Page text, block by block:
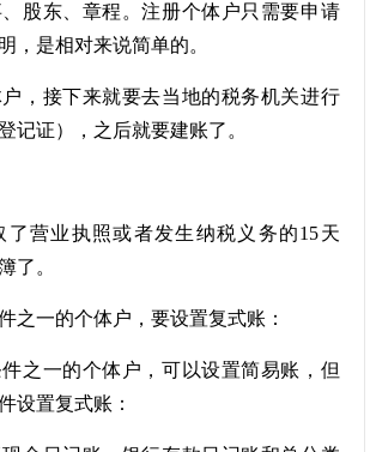
股东、章程。注册个体户只需要申请
，是相对来说简单的。
，接下来就要去当地的税务机关进行
记证），之后就要建账了。
了营业执照或者发生纳税义务的15天
了。
之一的个体户，要设置复式账：
之一的个体户，可以设置简易账，但
设置复式账：